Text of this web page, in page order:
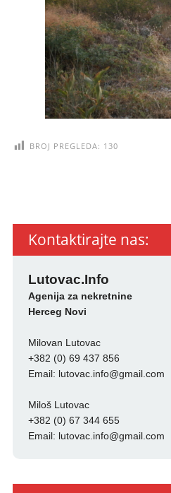
BROJ PREGLEDA: 130
Kontaktirajte nas:
Lutovac.Info
Agenija za nekretnine
Herceg Novi
Milovan Lutovac
+382 (0) 69 437 856
Email: lutovac.info@gmail.com
Miloš Lutovac
+382 (0) 67 344 655
Email: lutovac.info@gmail.com